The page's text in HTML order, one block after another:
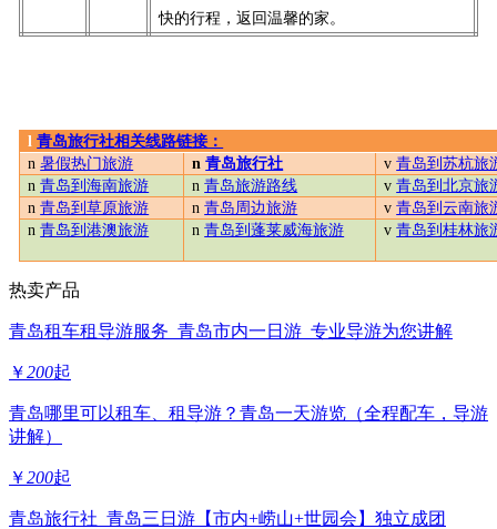
快的行程，返回温馨的家。
l青岛旅行社相关线路链接：
n暑假热门旅游 n青岛旅行社 v青岛到苏杭旅
n青岛到海南旅游 n青岛旅游路线 v青岛到北京旅
n青岛到草原旅游 n青岛周边旅游 v青岛到云南旅
n青岛到港澳旅游 n青岛到蓬莱威海旅游 v青岛到桂林旅
热卖产品
青岛租车租导游服务_青岛市内一日游_专业导游为您讲解
￥200起
青岛哪里可以租车、租导游？青岛一天游览（全程配车，导游
讲解）
￥200起
青岛旅行社_青岛三日游【市内+崂山+世园会】独立成团